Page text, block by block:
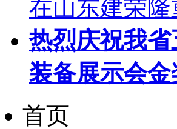
在山东建荣隆
热烈庆祝我
装备展示会金
首页